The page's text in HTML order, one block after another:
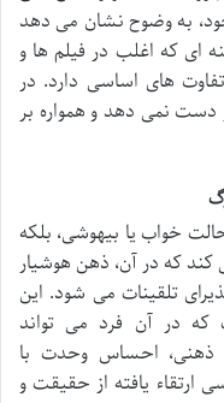
به وضوح نشان می دهد
ای که اغلب در فیلم ها و
های اساسی دارد. در
دست نمی دهد و همواره بر
خواب یا بیهوشی، بلکه
که در آن، ذهن هوشیار
تلقینات می شود. این
که در آن فرد می تواند
ذهنی، احساس وحدت با
ارتقاء یافته از حقیقت و